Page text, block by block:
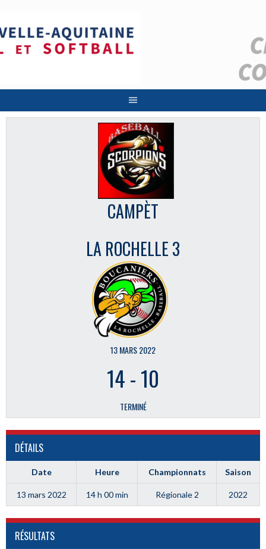
contenu
CAMPÈT
LA ROCHELLE 3
13 MARS 2022
14-10
TERMINÉ
DÉTAILS
Date Heure Championnats Saison
13 mars 2022 14 h 00 min Régionale 2 2022
RÉSULTATS